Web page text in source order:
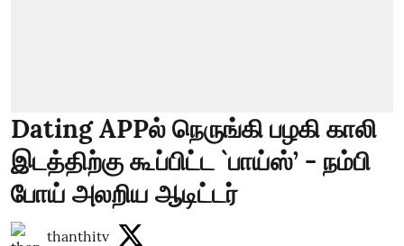
Dating APPல் நெருங்கி பழகி காலி
இடத்திற்கு கூப்பிட்ட `பாய்ஸ்’ - நம்பி
போய் அலறிய ஆடிட்டர்
thanthitv